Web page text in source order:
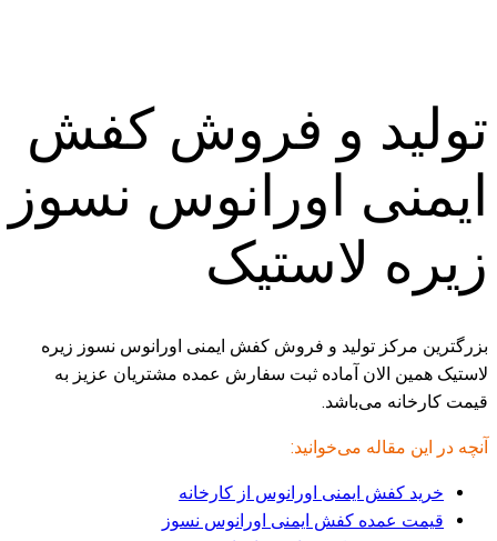
تولید و فروش کفش
ایمنی اورانوس نسوز
زیره لاستیک
بزرگترین مرکز تولید و فروش کفش ایمنی اورانوس نسوز زیره
لاستیک همین الان آماده ثبت سفارش عمده مشتریان عزیز به
قیمت کارخانه می‌باشد.
آنچه در این مقاله می‌خوانید:
خرید کفش ایمنی اورانوس از کارخانه
قیمت عمده کفش ایمنی اورانوس نسوز